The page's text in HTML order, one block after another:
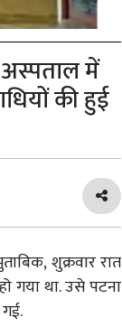
में
की हुई
शुक्रवार रात
गया था. उसे पटना